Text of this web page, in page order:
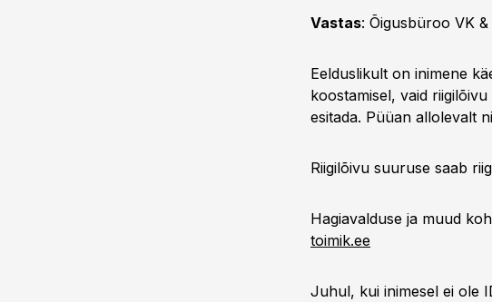
Vastas: Õigusbüroo VK
Eelduslikult on inimene
koostamisel, vaid
esitada. Püüan allolevalt
Riigilõivu suuruse saab
Hagiavalduse ja muud
toimik.ee
Juhul, kui inimesel ei ole